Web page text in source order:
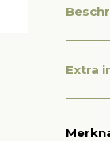
Extra